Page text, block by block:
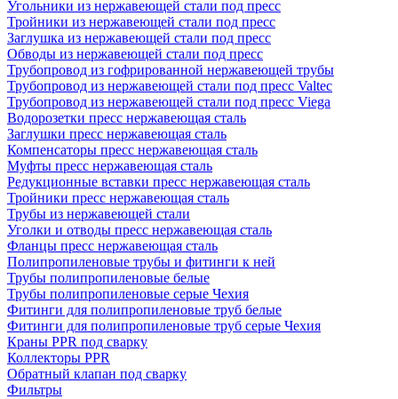
Угольники из нержавеющей стали под пресс
Тройники из нержавеющей стали под пресс
Заглушка из нержавеющей стали под пресс
Обводы из нержавеющей стали под пресс
Трубопровод из гофрированной нержавеющей трубы
Трубопровод из нержавеющей стали под пресс Valtec
Трубопровод из нержавеющей стали под пресс Viega
Водорозетки пресс нержавеющая сталь
Заглушки пресс нержавеющая сталь
Компенсаторы пресс нержавеющая сталь
Муфты пресс нержавеющая сталь
Редукционные вставки пресс нержавеющая сталь
Тройники пресс нержавеющая сталь
Трубы из нержавеющей стали
Уголки и отводы пресс нержавеющая сталь
Фланцы пресс нержавеющая сталь
Полипропиленовые трубы и фитинги к ней
Трубы полипропиленовые белые
Трубы полипропиленовые серые Чехия
Фитинги для полипропиленовые труб белые
Фитинги для полипропиленовые труб серые Чехия
Краны PPR под сварку
Коллекторы PPR
Обратный клапан под сварку
Фильтры